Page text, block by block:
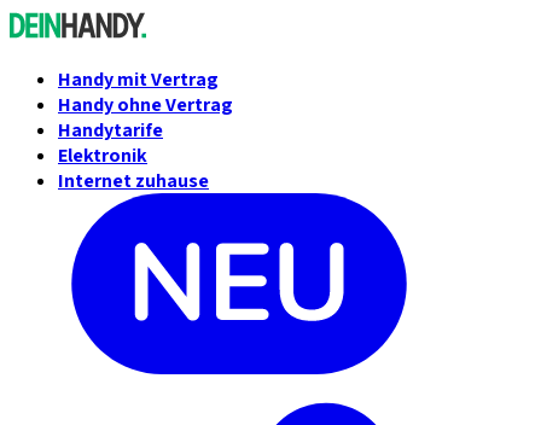
Handy mit Vertrag
Handy ohne Vertrag
Handytarife
Elektronik
Internet zuhause